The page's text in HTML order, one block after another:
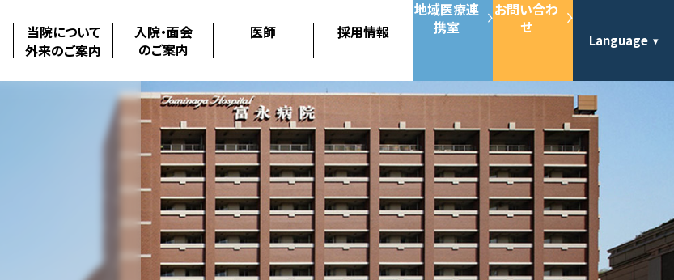
当院について
外来のご案内
入院・面会
のご案内
医師 採用情報
地域医療連
携室
お問い合わ
せ
Language